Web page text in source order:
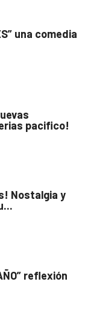
una comedia
pacifico!
Nostalgia y
reflexión